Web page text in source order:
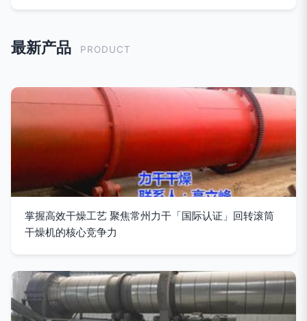
最新产品 PRODUCT
掌握高效干燥工艺 聚焦常州力干「国际认证」回转滚筒
干燥机的核心竞争力